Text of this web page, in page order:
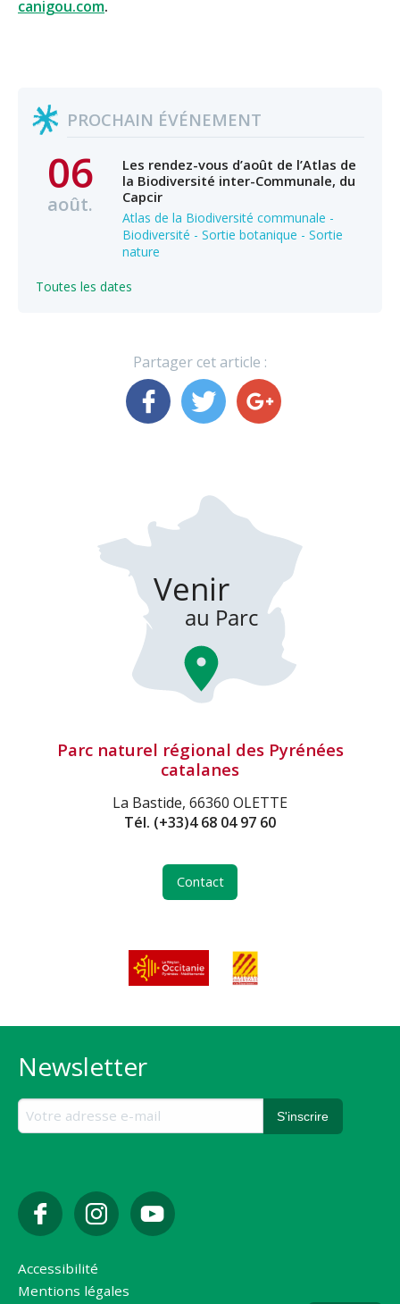
canigou.com.
PROCHAIN ÉVÉNEMENT
06
août.
Les rendez-vous d’août de l’Atlas de
la Biodiversité inter-Communale, du
Capcir
Atlas de la Biodiversité communale -
Biodiversité - Sortie botanique - Sortie
nature
Toutes les dates
Partager cet article :
Parc naturel régional des Pyrénées
catalanes
La Bastide, 66360 OLETTE
Tél. (+33)4 68 04 97 60
Contact
Newsletter
Accessibilité
Mentions légales